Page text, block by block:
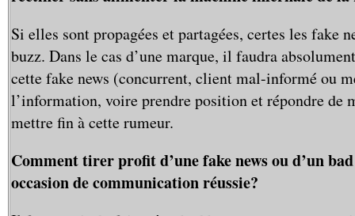
Si elles sont propagées et partagées, certes les fake
buzz. Dans le cas d’une marque, il faudra
cette fake news (concurrent, client mal-informé ou
l’information, voire prendre position et répondre de
mettre fin à cette rumeur.
Comment tirer profit d’une fake news ou d’un
occasion de communication réussie?